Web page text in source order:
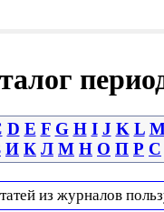
D E F G H I J K L
И К Л М Н О П Р С
из журналов